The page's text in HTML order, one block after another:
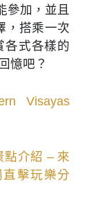
參加，並且
，搭乘一次
各式各樣的
憶吧？
Visayas
點介紹 – 來
擊玩樂分